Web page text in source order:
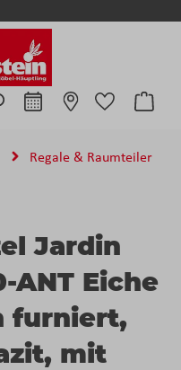
Regale & Raumteiler
Jardin
ANT Eiche
furniert,
mit